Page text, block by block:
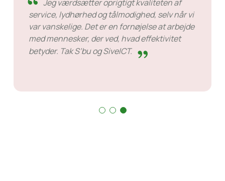
er normalt et skridt foran og er
for det meste opmærksomme på problemer
før tid. Der er nogle tilfælde, hvor jeg var nødt
til at vente på svar, men det er ikke noget, der
er imod dem. De er gode til det, de laver.